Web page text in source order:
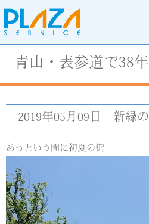
青山・表参道で38
2019年05月09日 新緑
あっという間に初夏の街